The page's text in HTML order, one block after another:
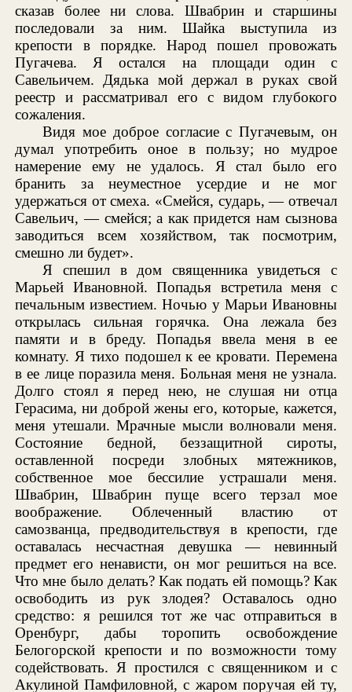
сказав более ни слова. Швабрин и старшины
последовали за ним. Шайка выступила из
крепости в порядке. Народ пошел провожать
Пугачева. Я остался на площади один с
Савельичем. Дядька мой держал в руках свой
реестр и рассматривал его с видом глубокого
сожаления.
Видя мое доброе согласие с Пугачевым, он
думал употребить оное в пользу; но мудрое
намерение ему не удалось. Я стал было его
бранить за неуместное усердие и не мог
удержаться от смеха. «Смейся, сударь, — отвечал
Савельич, — смейся; а как придется нам сызнова
заводиться всем хозяйством, так посмотрим,
смешно ли будет».
Я спешил в дом священника увидеться с
Марьей Ивановной. Попадья встретила меня с
печальным известием. Ночью у Марьи Ивановны
открылась сильная горячка. Она лежала без
памяти и в бреду. Попадья ввела меня в ее
комнату. Я тихо подошел к ее кровати. Перемена
в ее лице поразила меня. Больная меня не узнала.
Долго стоял я перед нею, не слушая ни отца
Герасима, ни доброй жены его, которые, кажется,
меня утешали. Мрачные мысли волновали меня.
Состояние бедной, беззащитной сироты,
оставленной посреди злобных мятежников,
собственное мое бессилие устрашали меня.
Швабрин, Швабрин пуще всего терзал мое
воображение. Облеченный властию от
самозванца, предводительствуя в крепости, где
оставалась несчастная девушка — невинный
предмет его ненависти, он мог решиться на все.
Что мне было делать? Как подать ей помощь? Как
освободить из рук злодея? Оставалось одно
средство: я решился тот же час отправиться в
Оренбург, дабы торопить освобождение
Белогорской крепости и по возможности тому
содействовать. Я простился с священником и с
Акулиной Памфиловной, с жаром поручая ей ту,